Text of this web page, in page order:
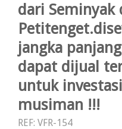
dari Seminyak
jangka
dapat dijual
untuk
musiman !!!
REF: VFR-154